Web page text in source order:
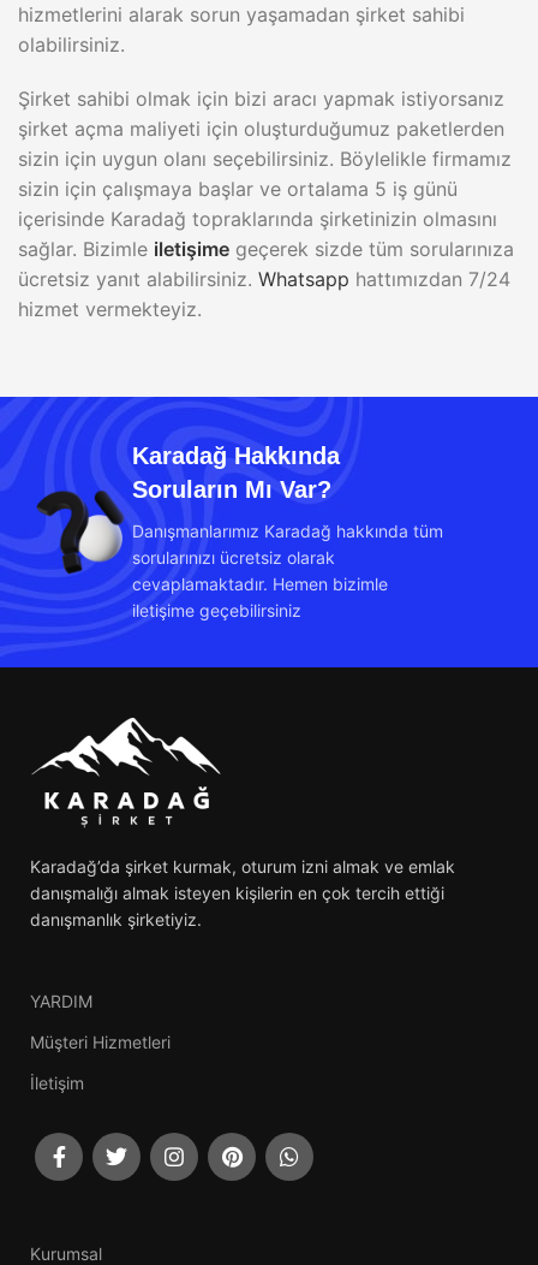
hizmetlerini alarak sorun yaşamadan şirket sahibi
olabilirsiniz.
Şirket sahibi olmak için bizi aracı yapmak istiyorsanız
şirket açma maliyeti için oluşturduğumuz paketlerden
sizin için uygun olanı seçebilirsiniz. Böylelikle firmamız
sizin için çalışmaya başlar ve ortalama 5 iş günü
içerisinde Karadağ topraklarında şirketinizin olmasını
sağlar. Bizimle iletişime geçerek sizde tüm sorularınıza
ücretsiz yanıt alabilirsiniz. Whatsapp hattımızdan 7/24
hizmet vermekteyiz.
Karadağ Hakkında
Soruların Mı Var?
Danışmanlarımız Karadağ hakkında tüm
sorularınızı ücretsiz olarak
cevaplamaktadır. Hemen bizimle
iletişime geçebilirsiniz
Karadağ’da şirket kurmak, oturum izni almak ve emlak
danışmalığı almak isteyen kişilerin en çok tercih ettiği
danışmanlık şirketiyiz.
YARDIM
Müşteri Hizmetleri
İletişim
Kurumsal